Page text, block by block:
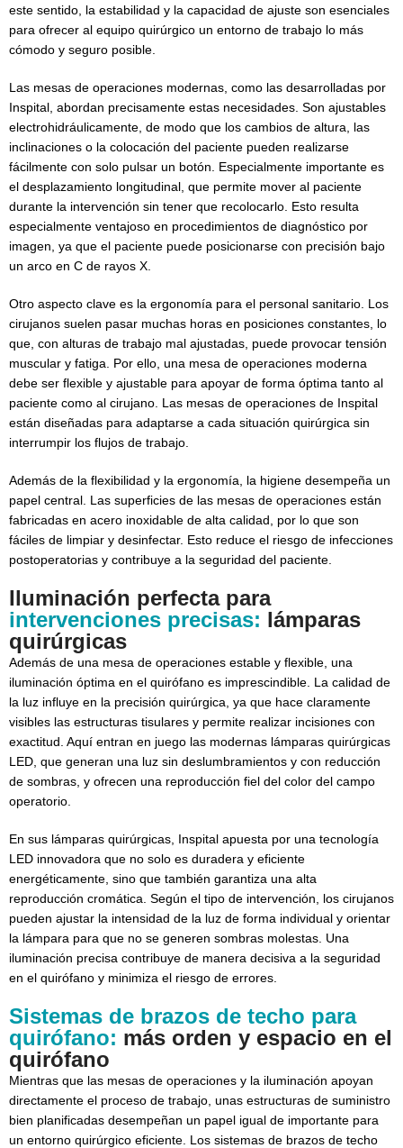
este sentido, la estabilidad y la capacidad de ajuste son esenciales
para ofrecer al equipo quirúrgico un entorno de trabajo lo más
cómodo y seguro posible.
Las mesas de operaciones modernas, como las desarrolladas por
Inspital, abordan precisamente estas necesidades. Son ajustables
electrohidráulicamente, de modo que los cambios de altura, las
inclinaciones o la colocación del paciente pueden realizarse
fácilmente con solo pulsar un botón. Especialmente importante es
el desplazamiento longitudinal, que permite mover al paciente
durante la intervención sin tener que recolocarlo. Esto resulta
especialmente ventajoso en procedimientos de diagnóstico por
imagen, ya que el paciente puede posicionarse con precisión bajo
un arco en C de rayos X.
Otro aspecto clave es la ergonomía para el personal sanitario. Los
cirujanos suelen pasar muchas horas en posiciones constantes, lo
que, con alturas de trabajo mal ajustadas, puede provocar tensión
muscular y fatiga. Por ello, una mesa de operaciones moderna
debe ser flexible y ajustable para apoyar de forma óptima tanto al
paciente como al cirujano. Las mesas de operaciones de Inspital
están diseñadas para adaptarse a cada situación quirúrgica sin
interrumpir los flujos de trabajo.
Además de la flexibilidad y la ergonomía, la higiene desempeña un
papel central. Las superficies de las mesas de operaciones están
fabricadas en acero inoxidable de alta calidad, por lo que son
fáciles de limpiar y desinfectar. Esto reduce el riesgo de infecciones
postoperatorias y contribuye a la seguridad del paciente.
Iluminación perfecta para
intervenciones precisas: lámparas
quirúrgicas
Además de una mesa de operaciones estable y flexible, una
iluminación óptima en el quirófano es imprescindible. La calidad de
la luz influye en la precisión quirúrgica, ya que hace claramente
visibles las estructuras tisulares y permite realizar incisiones con
exactitud. Aquí entran en juego las modernas lámparas quirúrgicas
LED, que generan una luz sin deslumbramientos y con reducción
de sombras, y ofrecen una reproducción fiel del color del campo
operatorio.
En sus lámparas quirúrgicas, Inspital apuesta por una tecnología
LED innovadora que no solo es duradera y eficiente
energéticamente, sino que también garantiza una alta
reproducción cromática. Según el tipo de intervención, los cirujanos
pueden ajustar la intensidad de la luz de forma individual y orientar
la lámpara para que no se generen sombras molestas. Una
iluminación precisa contribuye de manera decisiva a la seguridad
en el quirófano y minimiza el riesgo de errores.
Sistemas de brazos de techo para
quirófano: más orden y espacio en el
quirófano
Mientras que las mesas de operaciones y la iluminación apoyan
directamente el proceso de trabajo, unas estructuras de suministro
bien planificadas desempeñan un papel igual de importante para
un entorno quirúrgico eficiente. Los sistemas de brazos de techo